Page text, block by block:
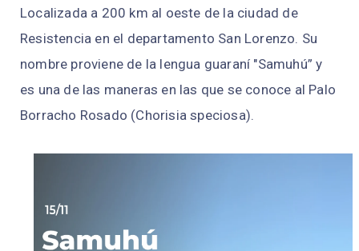
Localizada a 200 km al oeste de la ciudad de
Resistencia en el departamento San Lorenzo. Su
nombre proviene de la lengua guaraní "Samuhú” y
es una de las maneras en las que se conoce al Palo
Borracho Rosado (Chorisia speciosa).